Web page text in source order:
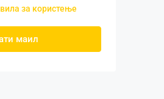
за користење
маил